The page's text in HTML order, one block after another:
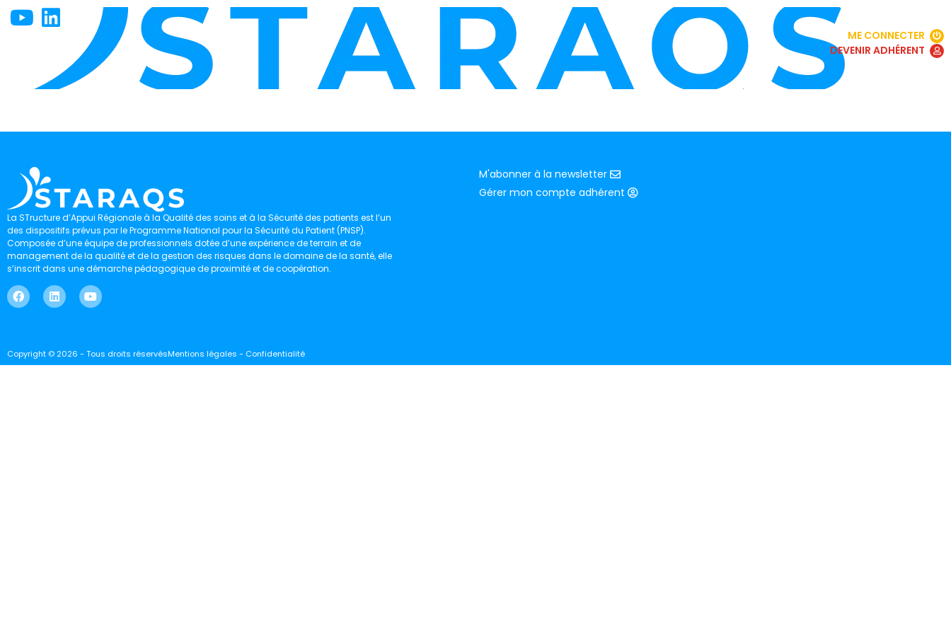
ME CONNECTER
DEVENIR ADHÉRENT
La STructure d’Appui Régionale à la Qualité des soins et à la Sécurité des patients est l’un
des dispositifs prévus par le Programme National pour la Sécurité du Patient (PNSP).
Composée d’une équipe de professionnels dotée d’une expérience de terrain et de
management de la qualité et de la gestion des risques dans le domaine de la santé, elle
s’inscrit dans une démarche pédagogique de proximité et de coopération.
M'abonner à la newsletter
Gérer mon compte adhérent
Copyright © 2026 - Tous droits réservésMentions légales - Confidentialité